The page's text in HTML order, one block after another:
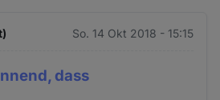
So. 14 Okt 2018 - 15:15
dass